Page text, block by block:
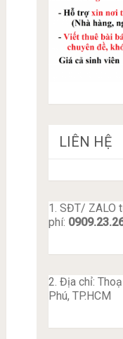
LIÊN HỆ
1. SĐT/ ZALO
phí:
2. Địa chỉ:
Phú, TP.HCM